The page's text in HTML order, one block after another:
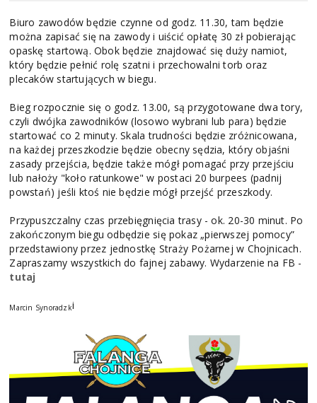
Biuro zawodów będzie czynne od godz. 11.30, tam będzie
można zapisać się na zawody i uiścić opłatę 30 zł pobierając
opaskę startową. Obok będzie znajdować się duży namiot,
który będzie pełnić rolę szatni i przechowalni torb oraz
plecaków startujących w biegu.
Bieg rozpocznie się o godz. 13.00, są przygotowane dwa tory,
czyli dwójka zawodników (losowo wybrani lub para) będzie
startować co 2 minuty. Skala trudności będzie zróżnicowana,
na każdej przeszkodzie będzie obecny sędzia, który objaśni
zasady przejścia, będzie także mógł pomagać przy przejściu
lub nałoży "koło ratunkowe" w postaci 20 burpees (padnij
powstań) jeśli ktoś nie będzie mógł przejść przeszkody.
Przypuszczalny czas przebięgnięcia trasy - ok. 20-30 minut. Po
zakończonym biegu odbędzie się pokaz „pierwszej pomocy”
przedstawiony przez jednostkę Straży Pożarnej w Chojnicach.
Zapraszamy wszystkich do fajnej zabawy. Wydarzenie na FB -
tutaj
Marcin Synoradzki